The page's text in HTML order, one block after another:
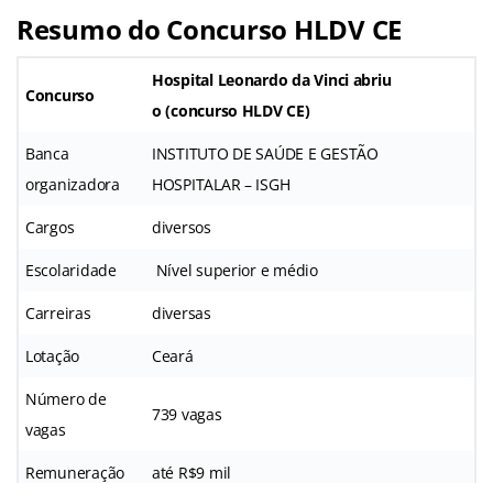
Resumo do Concurso HLDV CE
Concurso
Hospital Leonardo da Vinci abriu
o(concurso HLDV CE)
Banca
organizadora
INSTITUTO DE SAÚDE E GESTÃO
HOSPITALAR – ISGH
Cargos diversos
Escolaridade Nível superior e médio
Carreiras diversas
Lotação Ceará
Número de
vagas
739 vagas
Remuneração até R$9 mil